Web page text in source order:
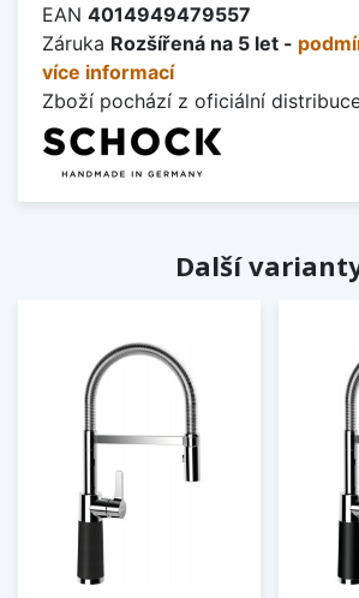
EAN 4014949479557
Záruka Rozšířená na 5 let -
více informací
Zboží pochází z oficiální
Další